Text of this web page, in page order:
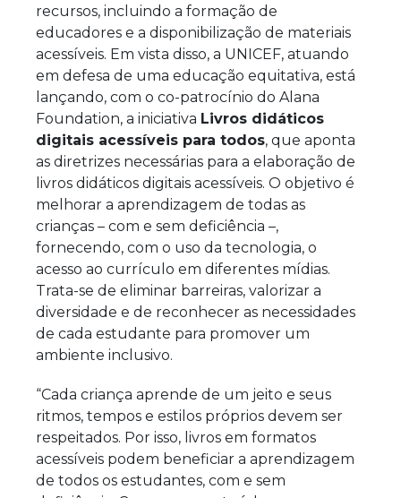
recursos, incluindo a formação de
educadores e a disponibilização de materiais
acessíveis. Em vista disso, a UNICEF, atuando
em defesa de uma educação equitativa, está
lançando, com o co-patrocínio do Alana
Foundation, a iniciativa Livros didáticos
digitais acessíveis para todos, que aponta
as diretrizes necessárias para a elaboração de
livros didáticos digitais acessíveis. O objetivo é
melhorar a aprendizagem de todas as
crianças – com e sem deficiência –,
fornecendo, com o uso da tecnologia, o
acesso ao currículo em diferentes mídias.
Trata-se de eliminar barreiras, valorizar a
diversidade e de reconhecer as necessidades
de cada estudante para promover um
ambiente inclusivo.
“Cada criança aprende de um jeito e seus
ritmos, tempos e estilos próprios devem ser
respeitados. Por isso, livros em formatos
acessíveis podem beneficiar a aprendizagem
de todos os estudantes, com e sem